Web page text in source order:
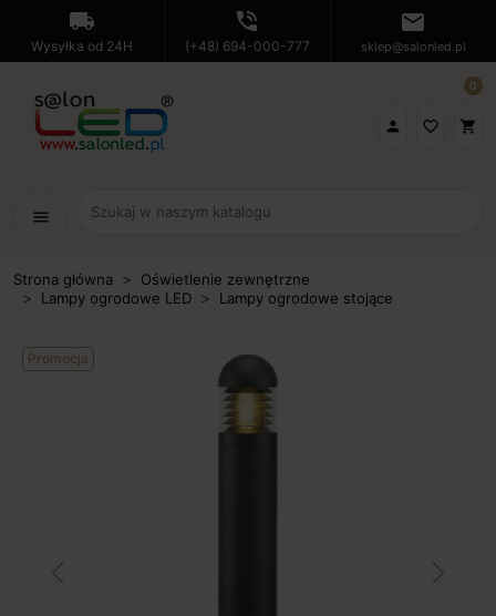
local_shipping
Wysyłka od 24H
phone_in_talk
(+48) 694-000-777
mail
sklep@salonled.pl
 favorite_border shopping_cart
0
menu
Strona główna
Oświetlenie zewnętrzne
Lampy ogrodowe LED
Lampy ogrodowe stojące
Promocja